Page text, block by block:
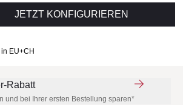
JETZT KONFIGURIEREN
EU+CH
Rabatt
und bei Ihrer ersten Bestellung sparen*